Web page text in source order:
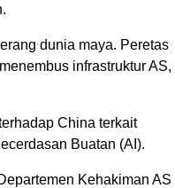
dunia maya. Peretas
infrastruktur AS,
China terkait
Buatan (AI).
Kehakiman AS